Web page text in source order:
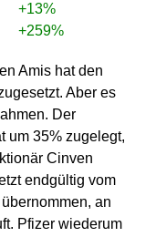
+13%
+259%
Amis hat den
Aber es
Der
um 35% zugelegt,
Cinven
endgültig vom
an
Pfizer wiederum